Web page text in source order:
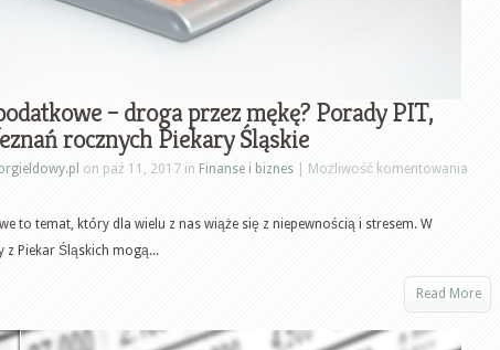
– droga przez mękę? Porady PIT,
rocznych Piekary Śląskie
on paź 11, 2017 in Finanse i biznes Możliwość komentowania
przez
mękę?
to temat, który dla wielu z nas wiąże się z niepewnością i stresem. W
z Piekar Śląskich mogą...
Read More